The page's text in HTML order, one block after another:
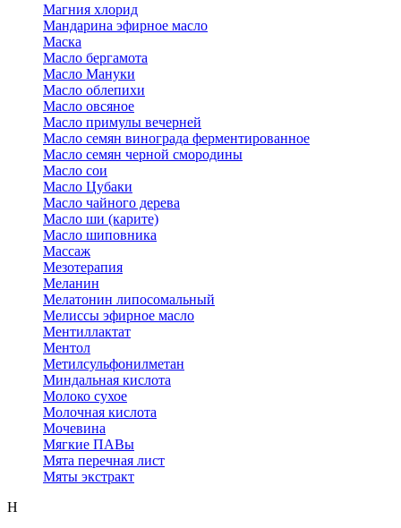
Магния хлорид
Мандарина эфирное масло
Маска
Масло бергамота
Масло Мануки
Масло облепихи
Масло овсяное
Масло примулы вечерней
Масло семян винограда ферментированное
Масло семян черной смородины
Масло сои
Масло Цубаки
Масло чайного дерева
Масло ши (карите)
Масло шиповника
Массаж
Мезотерапия
Меланин
Мелатонин липосомальный
Мелиссы эфирное масло
Ментиллактат
Ментол
Метилсульфонилметан
Миндальная кислота
Молоко сухое
Молочная кислота
Мочевина
Мягкие ПАВы
Мята перечная лист
Мяты экстракт
Н